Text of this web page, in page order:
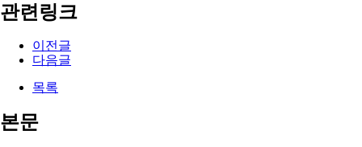
관련링크
이전글
다음글
목록
본문